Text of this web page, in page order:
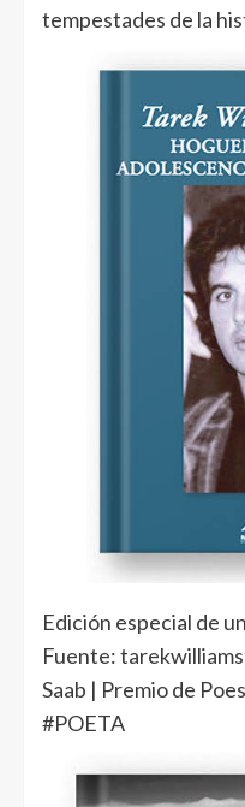
tempestades de la
Edición especial de
Fuente:
Saab | Premio de
#POETA